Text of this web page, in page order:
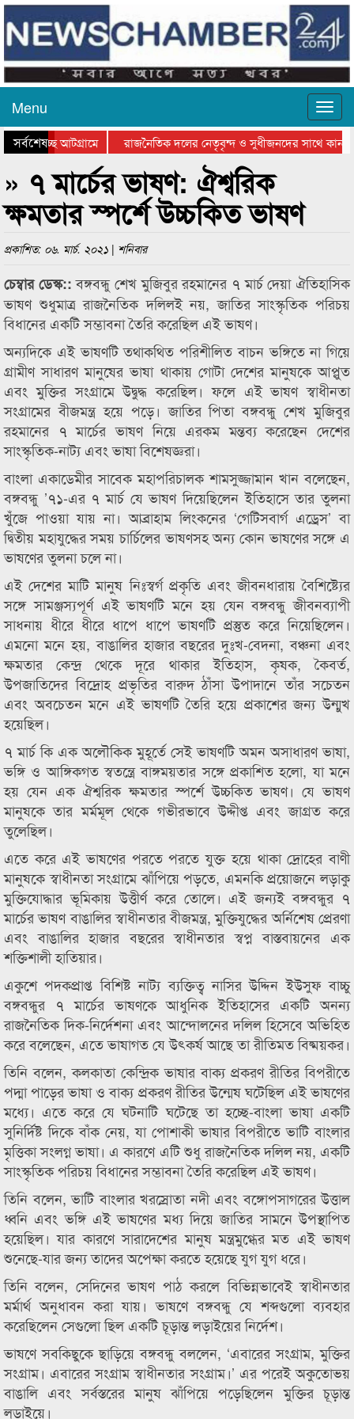
Menu
সর্বশেষ
হচ্ছে আটগ্রামে
রাজনৈতিক দলের নেতৃবৃন্দ ও সুধীজনদের সাথে
পুরস্কার বিতরণ সম্পন্ন
সিলেটে বাংলাদেশ গ্রুপ থিয়েটার ফেডারেশানের
» ৭ মার্চের ভাষণ: ঐশ্বরিক
ক্ষমতার স্পর্শে উচ্চকিত ভাষণ
প্রকাশিত: ০৬. মার্চ. ২০২১ | শনিবার
চেম্বার ডেস্ক::বঙ্গবন্ধু শেখ মুজিবুর রহমানের ৭ মার্চ দেয়া ঐতিহাসিক
ভাষণ শুধুমাত্র রাজনৈতিক দলিলই নয়, জাতির সাংস্কৃতিক পরিচয়
বিধানের একটি সম্ভাবনা তৈরি করেছিল এই ভাষণ।
অন্যদিকে এই ভাষণটি তথাকথিত পরিশীলিত বাচন ভঙ্গিতে না গিয়ে
গ্রামীণ সাধারণ মানুষের ভাষা থাকায় গোটা দেশের মানুষকে আপ্লুত
এবং মুক্তির সংগ্রামে উদ্বুদ্ধ করেছিল। ফলে এই ভাষণ স্বাধীনতা
সংগ্রামের বীজমন্ত্র হয়ে পড়ে। জাতির পিতা বঙ্গবন্ধু শেখ মুজিবুর
রহমানের ৭ মার্চের ভাষণ নিয়ে এরকম মন্তব্য করেছেন দেশের
সাংস্কৃতিক-নাট্য এবং ভাষা বিশেষজ্ঞরা।
বাংলা একাডেমীর সাবেক মহাপরিচালক শামসুজ্জামান খান বলেছেন,
বঙ্গবন্ধু ’৭১-এর ৭ মার্চ যে ভাষণ দিয়েছিলেন ইতিহাসে তার তুলনা
খুঁজে পাওয়া যায় না। আব্রাহাম লিংকনের ‘গেটিসবার্গ এড্রেস’ বা
দ্বিতীয় মহাযুদ্ধের সময় চার্চিলের ভাষণসহ অন্য কোন ভাষণের সঙ্গে এ
ভাষণের তুলনা চলে না।
এই দেশের মাটি মানুষ নিঃস্বর্গ প্রকৃতি এবং জীবনধারায় বৈশিষ্ট্যের
সঙ্গে সামঞ্জস্যপূর্ণ এই ভাষণটি মনে হয় যেন বঙ্গবন্ধু জীবনব্যাপী
সাধনায় ধীরে ধীরে ধাপে ধাপে ভাষণটি প্রস্তুত করে নিয়েছিলেন।
এমনো মনে হয়, বাঙালির হাজার বছরের দুঃখ-বেদনা, বঞ্চনা এবং
ক্ষমতার কেন্দ্র থেকে দূরে থাকার ইতিহাস, কৃষক, কৈবর্ত,
উপজাতিদের বিদ্রোহ প্রভৃতির বারুদ ঠাঁসা উপাদানে তাঁর সচেতন
এবং অবচেতন মনে এই ভাষণটি তৈরি হয়ে প্রকাশের জন্য উন্মুখ
হয়েছিল।
৭ মার্চ কি এক অলৌকিক মুহূর্তে সেই ভাষণটি অমন অসাধারণ ভাষা,
ভঙ্গি ও আঙ্গিকগত স্বতন্ত্রে বাঙ্গময়তার সঙ্গে প্রকাশিত হলো, যা মনে
হয় যেন এক ঐশ্বরিক ক্ষমতার স্পর্শে উচ্চকিত ভাষণ। যে ভাষণ
মানুষকে তার মর্মমূল থেকে গভীরভাবে উদ্দীপ্ত এবং জাগ্রত করে
তুলেছিল।
এতে করে এই ভাষণের পরতে পরতে যুক্ত হয়ে থাকা দ্রোহের বাণী
মানুষকে স্বাধীনতা সংগ্রামে ঝাঁপিয়ে পড়তে, এমনকি প্রয়োজনে লড়াকু
মুক্তিযোদ্ধার ভূমিকায় উত্তীর্ণ করে তোলে। এই জন্যই বঙ্গবন্ধুর ৭
মার্চের ভাষণ বাঙালির স্বাধীনতার বীজমন্ত্র, মুক্তিযুদ্ধের অর্নিশেষ প্রেরণা
এবং বাঙালির হাজার বছরের স্বাধীনতার স্বপ্ন বাস্তবায়নের এক
শক্তিশালী হাতিয়ার।
একুশে পদকপ্রাপ্ত বিশিষ্ট নাট্য ব্যক্তিত্ব নাসির উদ্দিন ইউসুফ বাচ্চু
বঙ্গবন্ধুর ৭ মার্চের ভাষণকে আধুনিক ইতিহাসের একটি অনন্য
রাজনৈতিক দিক-নির্দেশনা এবং আন্দোলনের দলিল হিসেবে অভিহিত
করে বলেছেন, এতে ভাষাগত যে উৎকর্ষ আছে তা রীতিমত বিষ্ময়কর।
তিনি বলেন, কলকাতা কেন্দ্রিক ভাষার বাক্য প্রকরণ রীতির বিপরীতে
পদ্মা পাড়ের ভাষা ও বাক্য প্রকরণ রীতির উন্মেষ ঘটেছিল এই ভাষণের
মধ্যে। এতে করে যে ঘটনাটি ঘটেছে তা হচ্ছে-বাংলা ভাষা একটি
সুনির্দিষ্ট দিকে বাঁক নেয়, যা পোশাকী ভাষার বিপরীতে ভাটি বাংলার
মৃত্তিকা সংলগ্ন ভাষা। এ কারণে এটি শুধু রাজনৈতিক দলিল নয়, একটি
সাংস্কৃতিক পরিচয় বিধানের সম্ভাবনা তৈরি করেছিল এই ভাষণ।
তিনি বলেন, ভাটি বাংলার খরস্রোতা নদী এবং বঙ্গোপসাগরের উত্তাল
ধ্বনি এবং ভঙ্গি এই ভাষণের মধ্য দিয়ে জাতির সামনে উপস্থাপিত
হয়েছিল। যার কারণে সারাদেশের মানুষ মন্ত্রমুগ্ধের মত এই ভাষণ
শুনেছে-যার জন্য তাদের অপেক্ষা করতে হয়েছে যুগ যুগ ধরে।
তিনি বলেন, সেদিনের ভাষণ পাঠ করলে বিভিন্নভাবেই স্বাধীনতার
মর্মার্থ অনুধাবন করা যায়। ভাষণে বঙ্গবন্ধু যে শব্দগুলো ব্যবহার
করেছিলেন সেগুলো ছিল একটি চূড়ান্ত লড়াইয়ের নির্দেশ।
ভাষণে সবকিছুকে ছাড়িয়ে বঙ্গবন্ধু বললেন, ‘এবারের সংগ্রাম, মুক্তির
সংগ্রাম। এবারের সংগ্রাম স্বাধীনতার সংগ্রাম।’ এর পরেই অকুতোভয়
বাঙালি এবং সর্বস্তরের মানুষ ঝাঁপিয়ে পড়েছিলেন মুক্তির চূড়ান্ত
লড়াইয়ে।